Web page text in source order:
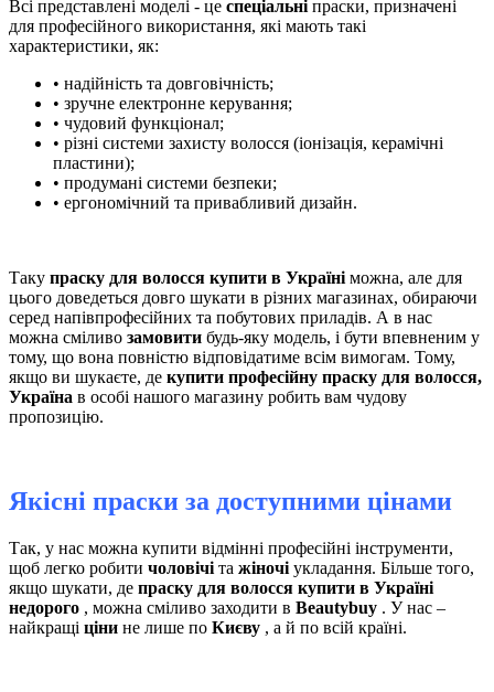
Всі представлені моделі - це спеціальніпраски, призначені
для професійного використання, які мають такі
характеристики, як:
• надійність та довговічність;
• зручне електронне керування;
• чудовий функціонал;
• різні системи захисту волосся (іонізація, керамічні
пластини);
• продумані системи безпеки;
• ергономічний та привабливий дизайн.
Таку праску для волосся купити в Україніможна, але для
цього доведеться довго шукати в різних магазинах, обираючи
серед напівпрофесійних та побутових приладів. А в нас
можна сміливо замовити будь-яку модель, і бути впевненим у
тому, що вона повністю відповідатиме всім вимогам. Тому,
якщо ви шукаєте, де купити професійну праску для волосся,
Україна в особі нашого магазину робить вам чудову
пропозицію.
Якісні праски за доступними цінами
Так, у нас можна купити відмінні професійні інструменти,
щоб легко робити чоловічі та жіночі укладання. Більше того,
якщо шукати, де праску для волосся купити в Україні
недорого , можна сміливо заходити в Beautybuy . У нас –
найкращі ціни не лише по Києву , а й по всій країні.